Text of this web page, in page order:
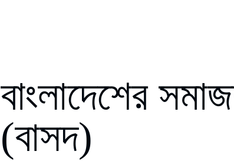
বাংলাদেশের
(বাসদ)